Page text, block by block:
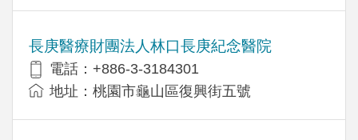
長庚醫療財團法人林口長庚紀念醫院
電話：+886-3-3184301
地址：桃園市龜山區復興街五號